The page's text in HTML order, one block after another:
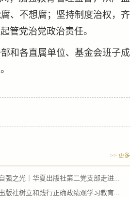
、不想腐；坚持制度治权，齐
管党治党政治责任。
和各直属单位、基金会班子成
>> 更多
强之光｜华夏出版社第二党支部走进...
版社树立和践行正确政绩观学习教育...